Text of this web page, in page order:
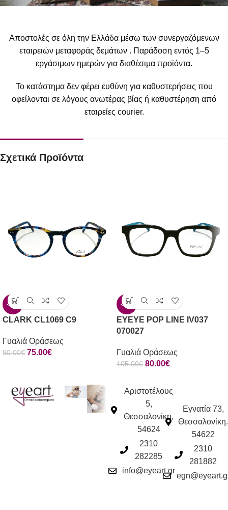
Αποστολές σε όλη την Ελλάδα μέσω των συνεργαζόμενων
εταιρειών μεταφοράς δεμάτων . Παράδοση εντός 1–5
εργάσιμων ημερών για διαθέσιμα προϊόντα.
Το κατάστημα δεν φέρει ευθύνη για καθυστερήσεις που
οφείλονται σε λόγους ανωτέρας βίας ή καθυστέρηση από
εταιρείες courier.
Σχετικά Προϊόντα
-17%
CLARK CL1069 C9
Γυαλιά Οράσεως
90.00€ 75.00€
-24%
EYEYE POP LINE IV037
070027
Γυαλιά Οράσεως
105.00€ 80.00€
Αριστοτέλους
5,
Θεσσαλονίκη,
54624
2310
282285
info@eyeart.gr
Εγνατία 73,
Θεσσαλονίκη.
54622
2310
281882